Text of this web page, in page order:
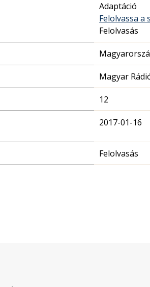
Adaptáció
Felolvassa a
Felolvasás
Magyar
12
2017-01-16
Felolvasás